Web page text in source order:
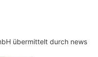
übermittelt durch news